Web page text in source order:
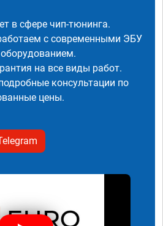
в сфере чип-тюнинга.
с современными ЭБУ
на все виды работ.
консультации по
цены.